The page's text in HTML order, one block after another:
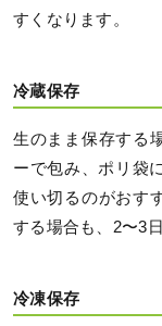
すくなります。
冷蔵保存
生のまま保存する
ーで包み、ポリ袋
使い切るのがおす
する場合も、2〜3
冷凍保存